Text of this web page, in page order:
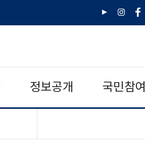
유
인
페
정보공개 국민참여